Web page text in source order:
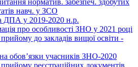
навч. у ЗСО
ДПА у 2019-2020 н.р.
про особливості ЗНО у 2021 році
до закладів вищої освіти -
обов’язки учасників ЗНО-2020
прийому реєстраційних документів